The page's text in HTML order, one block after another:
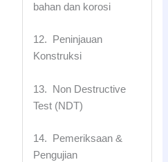
bahan dan korosi
12. Peninjauan
Konstruksi
13. Non Destructive
Test (NDT)
14. Pemeriksaan &
Pengujian